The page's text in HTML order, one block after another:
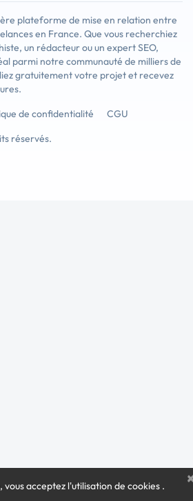
plateforme de mise en relation entre
en France. Que vous recherchiez
un rédacteur ou un expert SEO,
parmi notre communauté de milliers de
gratuitement votre projet et recevez
de confidentialité
CGU
réservés.
vous acceptez l'utilisation de cookies .